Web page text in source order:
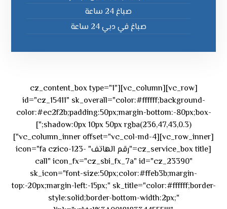
صباغ 24 ساعة
صباغ في دبي 24 ساعة
[vc_row][vc_column][cz_content_box type="1"
id="cz_15411" sk_overall="color:#ffffff;background-
color:#ec2f2b;padding:50px;margin-bottom:-80px;box-
shadow:0px 10px 50px rgba(236,47,43,0.3);"]
[vc_row_inner][vc_column_inner offset="vc_col-md-4"]
[cz_service_box title="رقم الهاتف" icon="fa czico-123-
call" icon_fx="cz_sbi_fx_7a" id="cz_23390"
sk_icon="font-size:50px;color:#ffeb3b;margin-
top:-20px;margin-left:-15px;" sk_title="color:#ffffff;border-
style:solid;border-bottom-width:2px;"